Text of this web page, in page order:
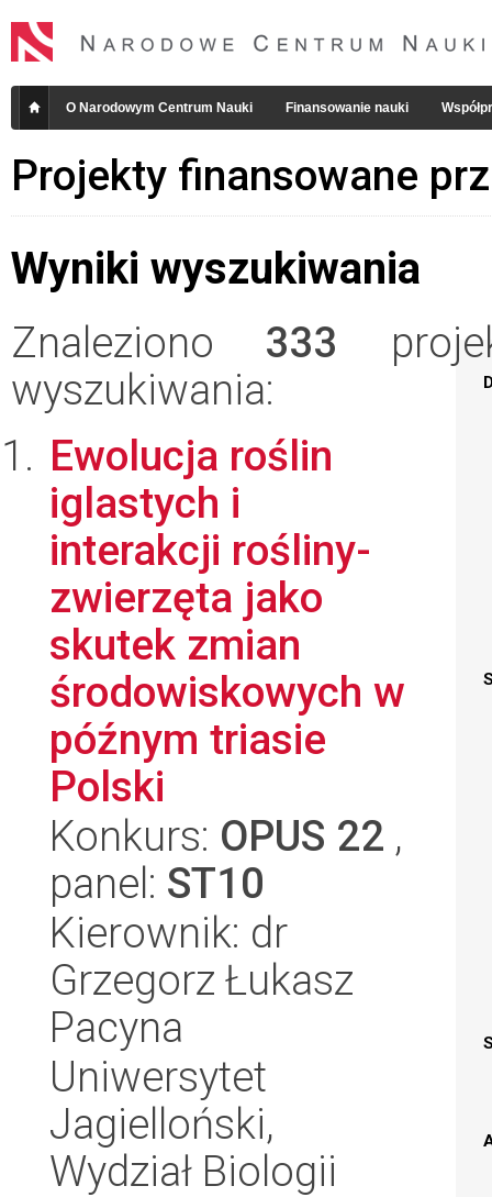
O Narodowym Centrum Nauki Finansowanie nauki
Projekty finansowane
Wyniki wyszukiwania
Znaleziono 333
wyszukiwania:
Ewolucja roślin
iglastych i
interakcji rośliny-
zwierzęta jako
skutek zmian
środowiskowych w
późnym triasie
Polski
Konkurs: OPUS 22 ,
panel: ST10
Kierownik: dr
Grzegorz Łukasz
Pacyna
Uniwersytet
Jagielloński,
Wydział Biologii